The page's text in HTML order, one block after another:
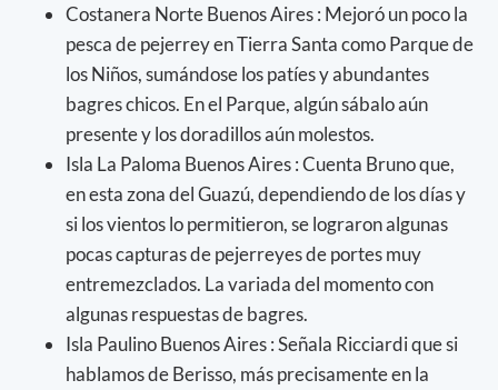
Costanera Norte Buenos Aires : Mejoró un poco la
pesca de pejerrey en Tierra Santa como Parque de
los Niños, sumándose los patíes y abundantes
bagres chicos. En el Parque, algún sábalo aún
presente y los doradillos aún molestos.
Isla La Paloma Buenos Aires : Cuenta Bruno que,
en esta zona del Guazú, dependiendo de los días y
si los vientos lo permitieron, se lograron algunas
pocas capturas de pejerreyes de portes muy
entremezclados. La variada del momento con
algunas respuestas de bagres.
Isla Paulino Buenos Aires : Señala Ricciardi que si
hablamos de Berisso, más precisamente en la